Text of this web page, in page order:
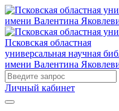
Псковская областная
универсальная научная
имени Валентина
Личный кабинет